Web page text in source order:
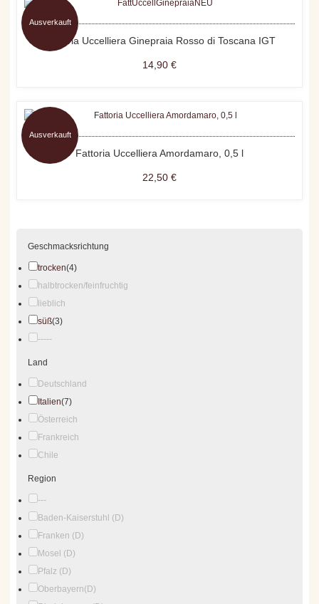
Ausverkauft
Fattoria Uccelliera Ginepraia Rosso di Toscana IGT
14,90 €
Ausverkauft
Fattoria Uccelliera Amordamaro, 0,5 l
22,50 €
Geschmacksrichtung
trocken(4)
halbtrocken/feinfruchtig
lieblich
süß(3)
-----
Land
Deutschland
Italien(7)
Österreich
Frankreich
Chile
Region
---
Baden-Kaiserstuhl (D)
Franken (D)
Mosel (D)
Pfalz (D)
Oberbayern(D)